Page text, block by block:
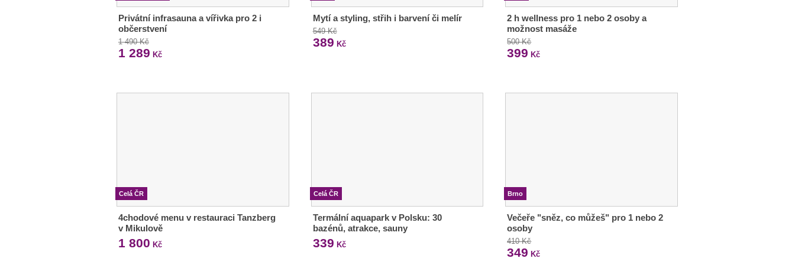
Privátní infrasauna a vířivka pro 2 i
občerstvení
1 490 Kč
1 289 Kč
Mytí a styling, střih i barvení či melír
549 Kč
389 Kč
2 h wellness pro 1 nebo 2 osoby a
možnost masáže
500 Kč
399 Kč
Celá ČR
4chodové menu v restauraci Tanzberg
v Mikulově
1 800 Kč
Celá ČR
Termální aquapark v Polsku: 30
bazénů, atrakce, sauny
339 Kč
Brno
Večeře "sněz, co můžeš" pro 1 nebo 2
osoby
410 Kč
349 Kč